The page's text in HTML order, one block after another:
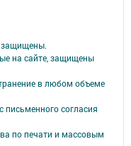
защищены.
на сайте, защищены
в любом объеме
согласия
по печати и массовым